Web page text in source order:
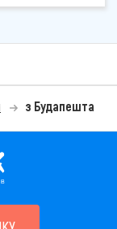
з Будапешта